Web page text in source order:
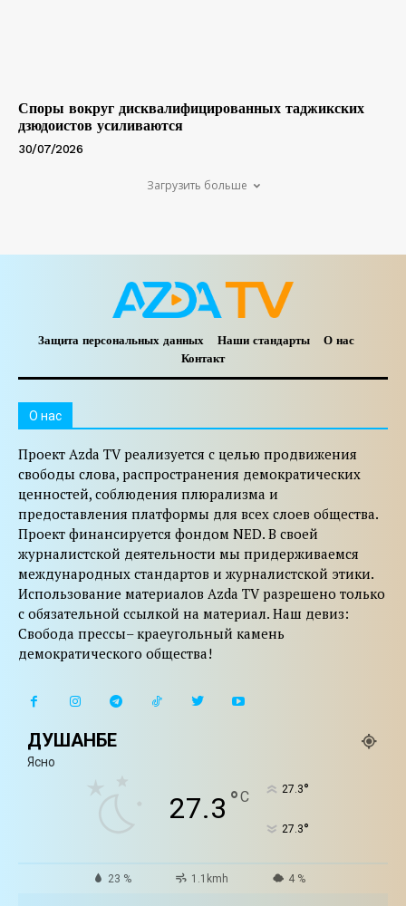
Споры вокруг дисквалифицированных таджикских
дзюдоистов усиливаются
30/07/2026
Загрузить больше
Защита персональных данных Наши стандарты
О нас
Контакт
O нас
Проект Azda TV реализуется с целью продвижения
свободы слова, распространения демократических
ценностей, соблюдения плюрализма и
предоставления платформы для всех слоев общества.
Проект финансируется фондом NED. В своей
журналистской деятельности мы придерживаемся
международных стандартов и журналистской этики.
Использование материалов Azda TV разрешено только
с обязательной ссылкой на материал. Наш девиз:
Свобода прессы– краеугольный камень
демократического общества!
ДУШАНБЕ
Ясно
27.3 °C 27.3°
27.3°
23 % 1.1kmh 4 %